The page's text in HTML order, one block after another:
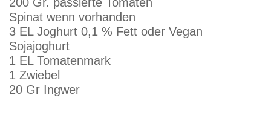
Spinat wenn vorhanden
3 EL Joghurt 0,1 % Fett oder Vegan
Sojajoghurt
1 EL Tomatenmark
1 Zwiebel
20 Gr Ingwer